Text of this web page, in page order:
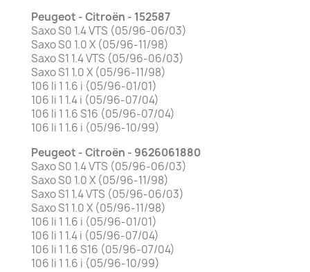
Peugeot - Citroën - 152587
Saxo S0 1.4 VTS (05/96-06/03)
Saxo S0 1.0 X (05/96-11/98)
Saxo S1 1.4 VTS (05/96-06/03)
Saxo S1 1.0 X (05/96-11/98)
106 Ii 1 1.6 i (05/96-01/01)
106 Ii 1 1.4 i (05/96-07/04)
106 Ii 1 1.6 S16 (05/96-07/04)
106 Ii 1 1.6 i (05/96-10/99)
Peugeot - Citroën - 9626061880
Saxo S0 1.4 VTS (05/96-06/03)
Saxo S0 1.0 X (05/96-11/98)
Saxo S1 1.4 VTS (05/96-06/03)
Saxo S1 1.0 X (05/96-11/98)
106 Ii 1 1.6 i (05/96-01/01)
106 Ii 1 1.4 i (05/96-07/04)
106 Ii 1 1.6 S16 (05/96-07/04)
106 Ii 1 1.6 i (05/96-10/99)